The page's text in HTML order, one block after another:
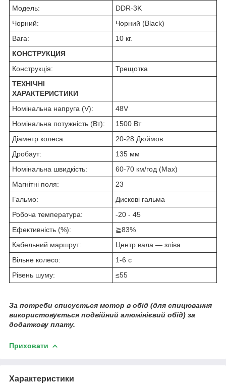
Модель:
DDR-3K
Чорний:
Чорний (Black)
Вага:
10 кг.
КОНСТРУКЦИЯ
Конструкція:
Трещотка
ТЕХНІЧНІ
ХАРАКТЕРИСТИКИ
Номінальна напруга (V):
48V
Номінальна потужність (Вт):
1500 Вт
Діаметр колеса:
20-28 Дюймов
Дробаут:
135 мм
Номінальна швидкість:
60-70 км/год (Max)
Магнітні поля:
23
Гальмо:
Дискові гальма
Робоча температура:
-20 - 45
Ефективність (%):
≧83%
Кабельний маршрут:
Центр вала — зліва
Вільне колесо:
1-6 с
Рівень шуму:
≤55
За потреби списується мотор в обід (для спицювання
використовується подвійний алюмінієвий обід) за
додаткову плату.
Приховати
Характеристики